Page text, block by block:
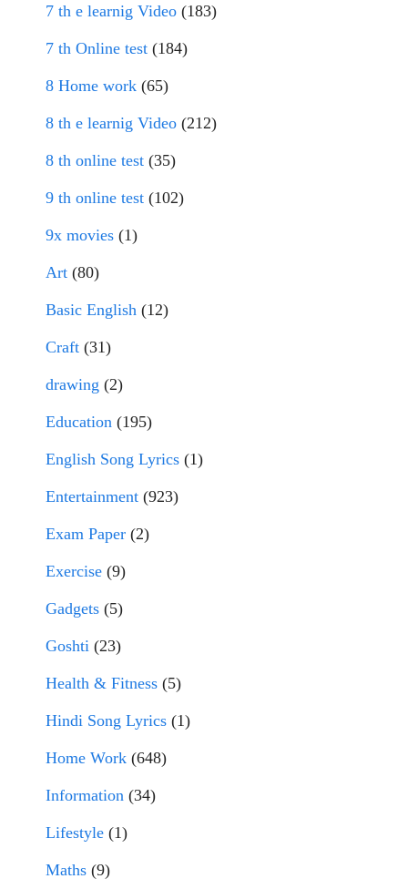
7 th e learnig Video (183)
7 th Online test (184)
8 Home work (65)
8 th e learnig Video (212)
8 th online test (35)
9 th online test (102)
9x movies (1)
Art (80)
Basic English (12)
Craft (31)
drawing (2)
Education (195)
English Song Lyrics (1)
Entertainment (923)
Exam Paper (2)
Exercise (9)
Gadgets (5)
Goshti (23)
Health & Fitness (5)
Hindi Song Lyrics (1)
Home Work (648)
Information (34)
Lifestyle (1)
Maths (9)